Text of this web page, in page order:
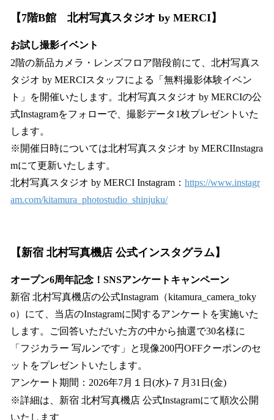
【7階B館 北村写真スタジオ by MERCI】
お試し撮影イベント
2階の新品カメラ・レンズフロア階段前にて、北村写真ス
タジオ by MERCIスタッフによる「無料撮影体験イベン
ト」を開催いたします。北村写真スタジオ by MERCIの公
式Instagramをフォローで、撮影データ1枚プレゼントいた
します。
※開催日時については北村写真スタジオ by MERCIInstagra
mにて更新いたします。
北村写真スタジオ by MERCI Instagram： https://www.instagr
am.com/kitamura_photostudio_shinjuku/
【新宿 北村写真機店 公式インスタグラム】
オープン6周年記念！SNSアンケートキャンペーン
新宿 北村写真機店の公式Instagram（kitamura_camera_toky
o）にて、当店のInstagramに関するアンケートを実施いた
します。ご回答いただいた方の中から抽選で30名様に
「フジカラー 写ルンです」と現像200円OFFクーポンのセ
ットをプレゼントいたします。
アンケート期間：2026年7月１日(水)-７月31日(金)
※詳細は、新宿 北村写真機店 公式Instagramにて順次公開
いたします